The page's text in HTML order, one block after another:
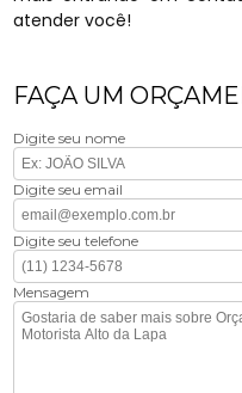
atender você!
FAÇA UM
Digite seu nome
Digite seu email
Digite seu telefone
Mensagem